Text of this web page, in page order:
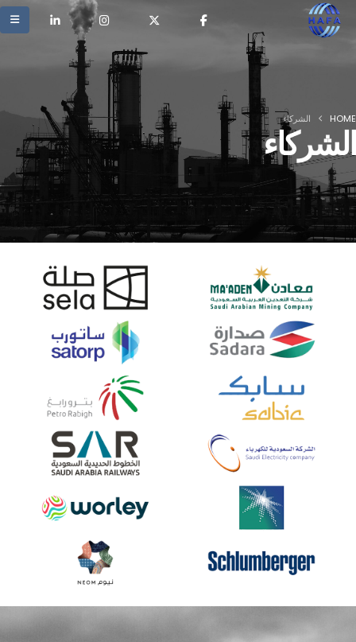
HOME الشركاء
الشركاء